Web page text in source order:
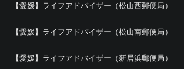
【愛媛】ライフアドバイザー（松山西郵便局）
【愛媛】ライフアドバイザー（松山南郵便局）
【愛媛】ライフアドバイザー（新居浜郵便局）